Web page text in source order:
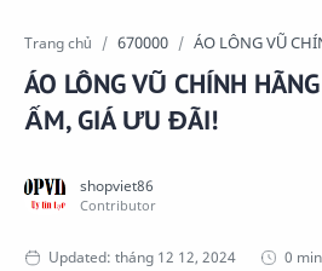
Trang chủ 670000 ÁO LÔNG VŨ
ÁO LÔNG VŨ CHÍNH
ẤM, GIÁ ƯU ĐÃI!
0